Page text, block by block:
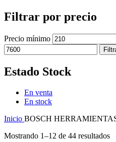
Filtrar por precio
Precio mínimo
Estado Stock
En venta
En stock
Inicio BOSCH
Mostrando 1–12 de 44 resultados